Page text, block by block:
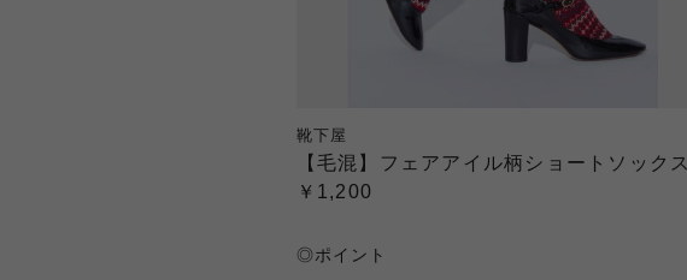
靴下屋
【毛混】フェアアイル柄ショートソックス
￥1,200
◎ポイント